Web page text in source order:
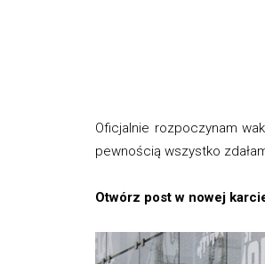
Oficjalnie rozpoczynam
pewnością wszystko
Otwórz post w nowej